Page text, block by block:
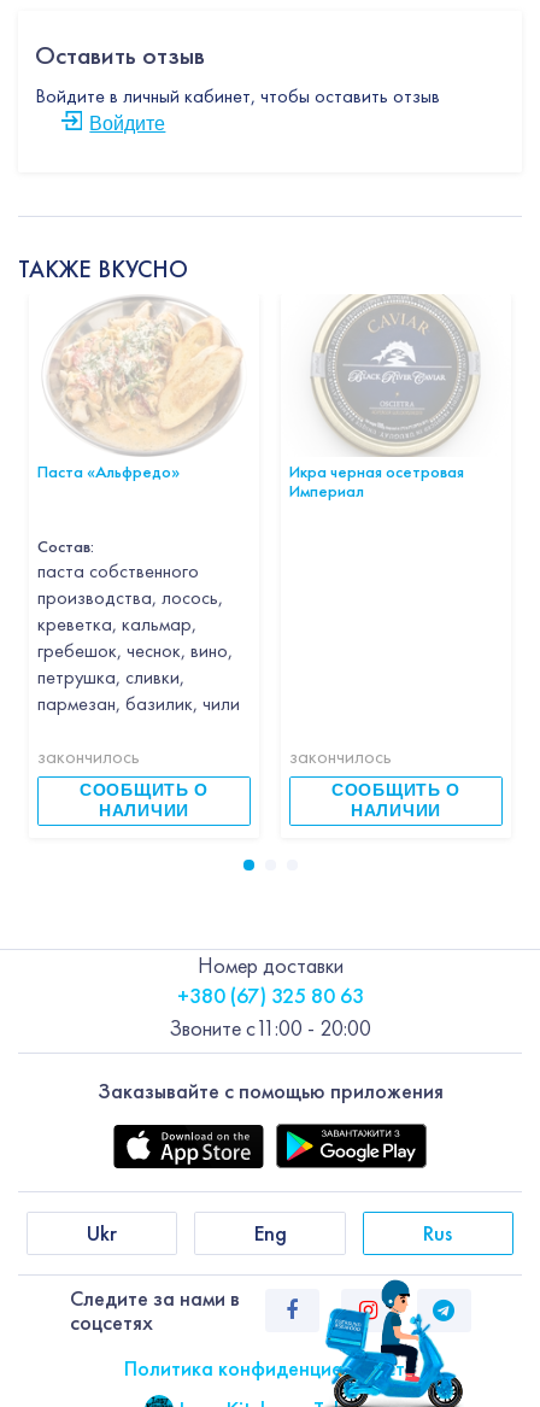
Оставить отзыв
Войдите в личный кабинет, чтобы оставить отзыв
Войдите
ТАКЖЕ ВКУСНО
Паста «Альфредо»
Состав:
паста собственного
производства, лосось,
креветка, кальмар,
гребешок, чеснок, вино,
петрушка, сливки,
пармезан, базилик, чили
закончилось
СООБЩИТЬ О
НАЛИЧИИ
Икра черная осетровая
Империал
закончилось
СООБЩИТЬ О
НАЛИЧИИ
Заказывайте с помощью приложения
Следите за нами в
соцсетях
Ukr Eng Rus
Номер доставки
+380 (67) 325 80 63
Звоните с11:00 - 20:00
Политика конфиденциальности